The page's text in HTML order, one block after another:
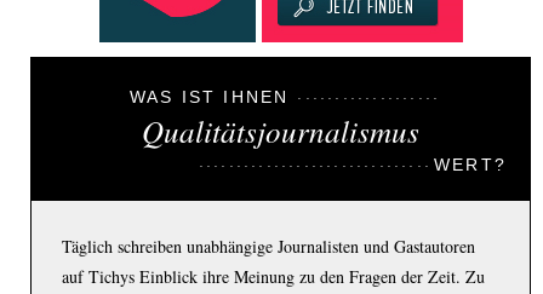
WAS IST IHNEN
Qualitätsjournalismus
WERT?
Täglich schreiben unabhängige Journalisten und Gastautoren
auf Tichys Einblick ihre Meinung zu den Fragen der Zeit. Zu